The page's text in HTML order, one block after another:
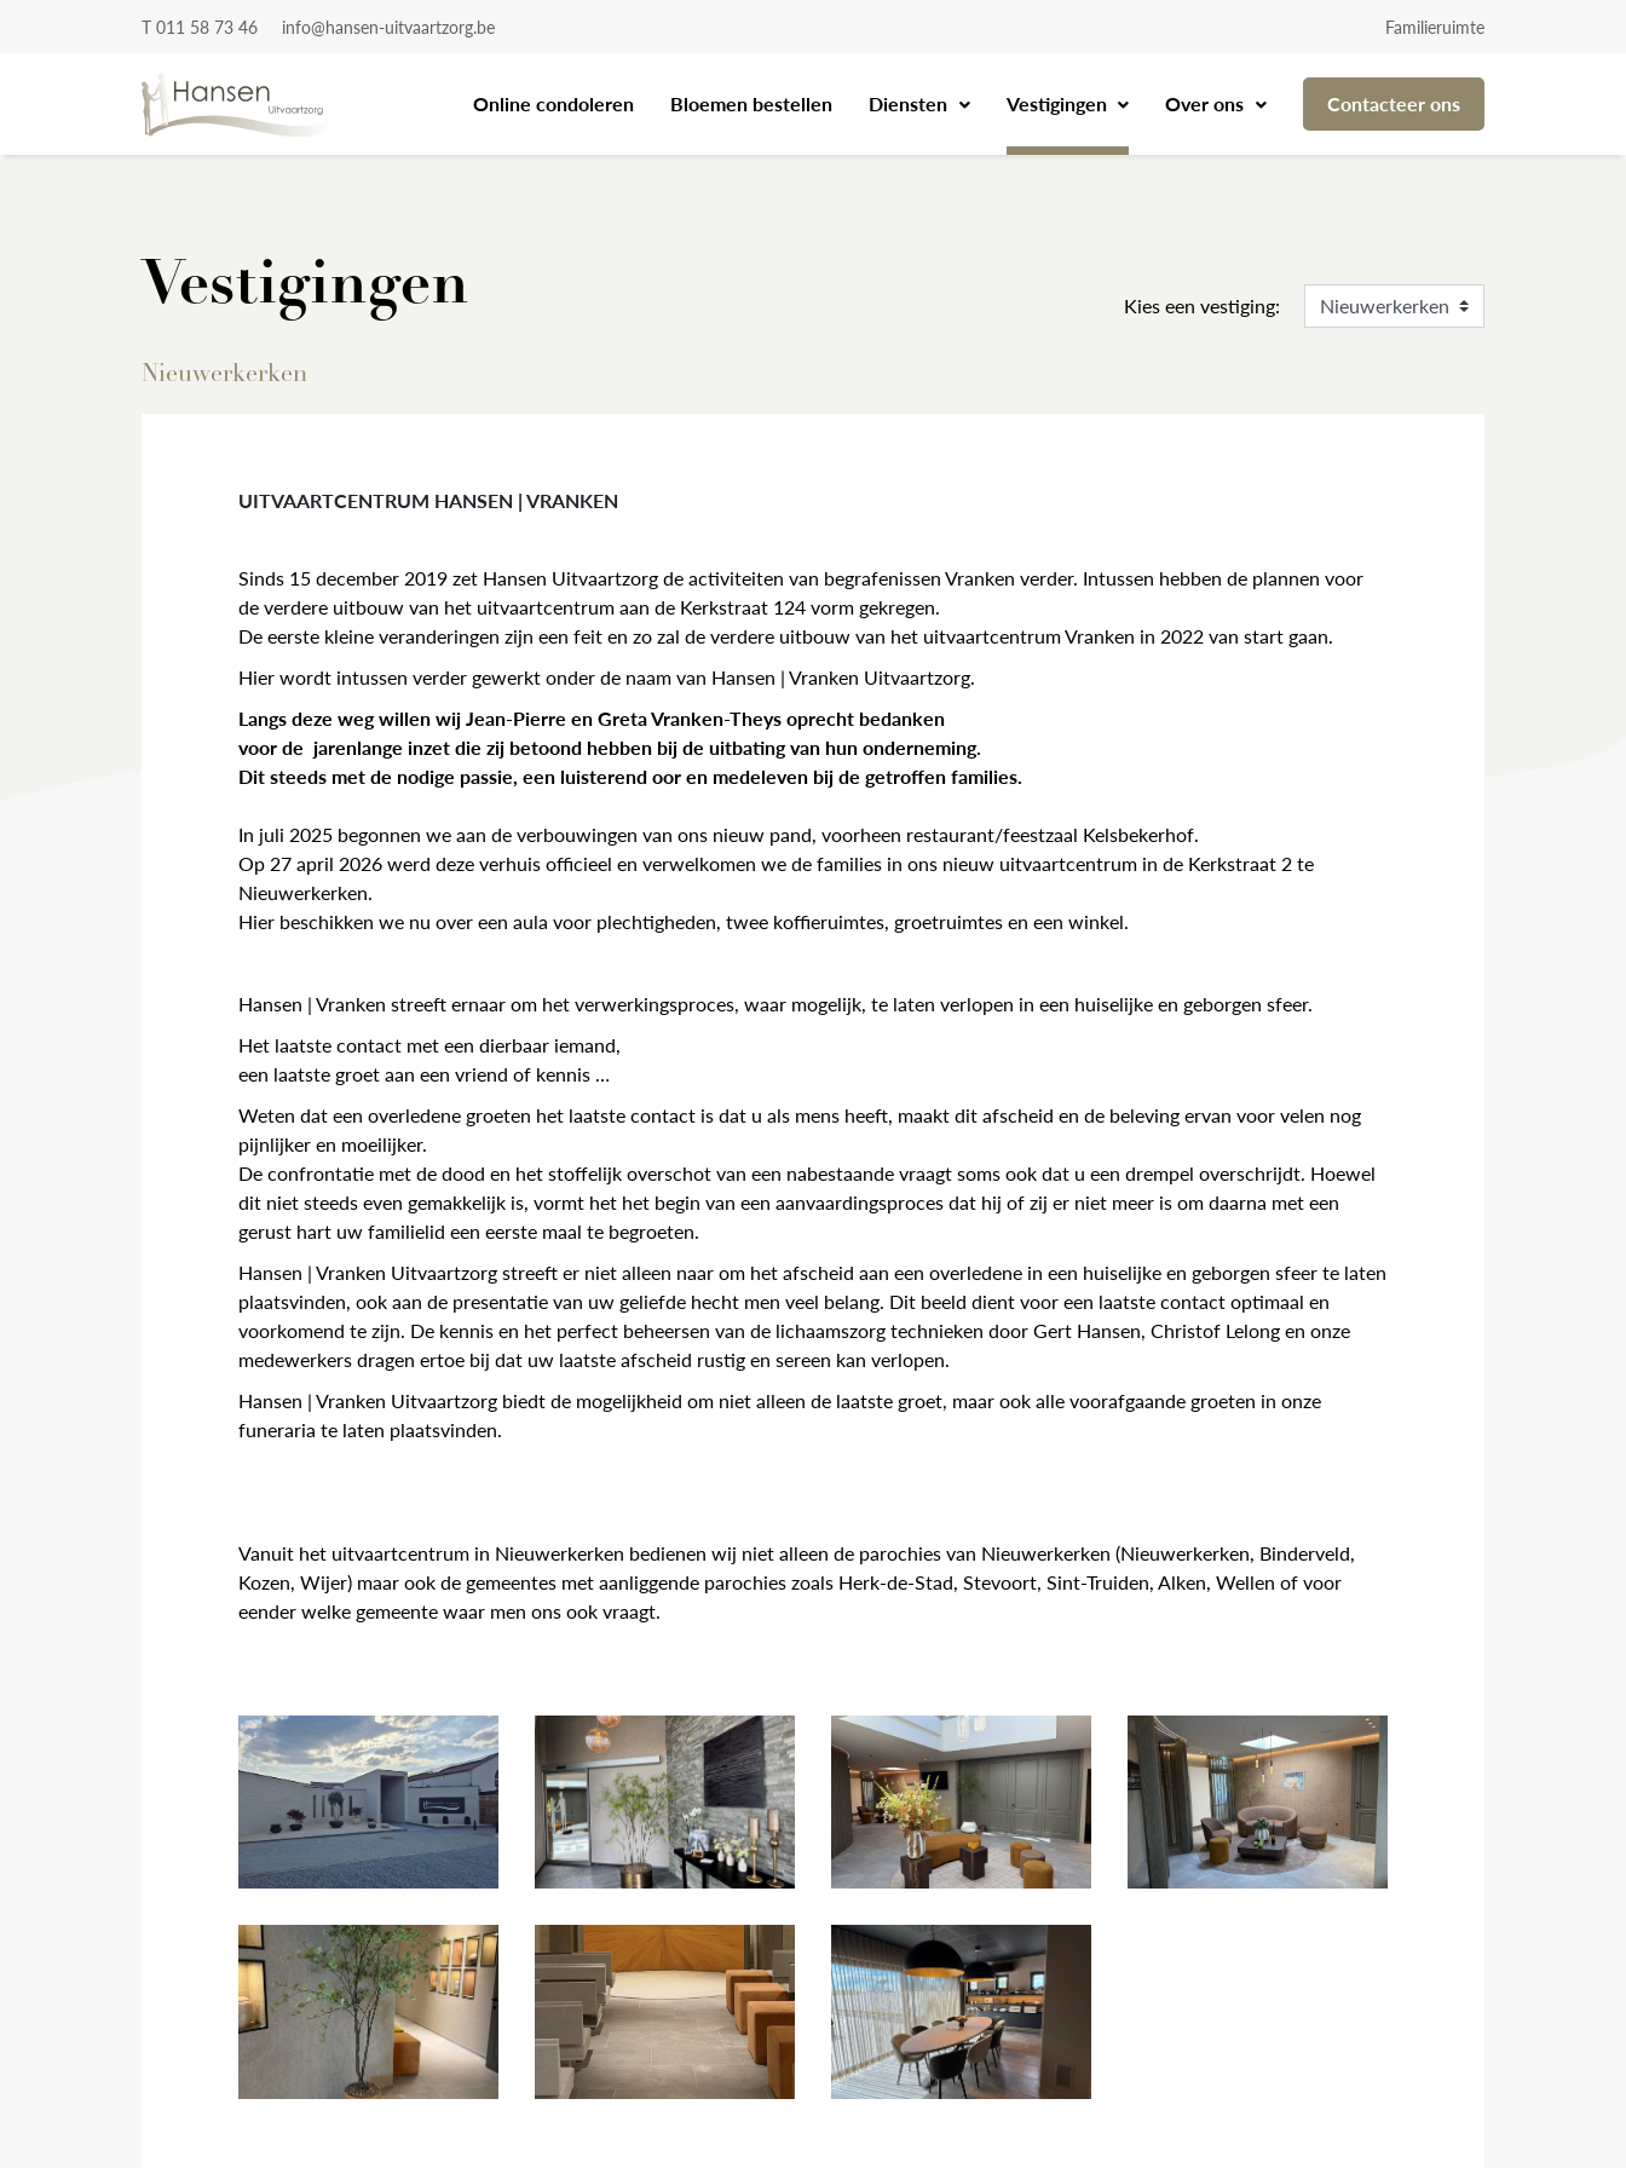
T 011 58 73 46 info@hansen-uitvaartzorg.be Familieruimte
Online condoleren Bloemen bestellen Diensten Vestigingen Over ons Contacteer ons
Vestigingen Kies een vestiging:
Nieuwerkerken
UITVAARTCENTRUM HANSEN | VRANKEN
Sinds 15 december 2019 zet Hansen Uitvaartzorg de activiteiten van begrafenissen Vranken verder. Intussen hebben de plannen voor
de verdere uitbouw van het uitvaartcentrum aan de Kerkstraat 124 vorm gekregen.
De eerste kleine veranderingen zijn een feit en zo zal de verdere uitbouw van het uitvaartcentrum Vranken in 2022 van start gaan.
Hier wordt intussen verder gewerkt onder de naam van Hansen | Vranken Uitvaartzorg.
Langs deze weg willen wij Jean-Pierre en Greta Vranken-Theys oprecht bedanken
voor de jarenlange inzet die zij betoond hebben bij de uitbating van hun onderneming.
Dit steeds met de nodige passie, een luisterend oor en medeleven bij de getroffen families.
In juli 2025 begonnen we aan de verbouwingen van ons nieuw pand, voorheen restaurant/feestzaal Kelsbekerhof.
Op 27 april 2026 werd deze verhuis officieel en verwelkomen we de families in ons nieuw uitvaartcentrum in de Kerkstraat 2 te
Nieuwerkerken.
Hier beschikken we nu over een aula voor plechtigheden, twee koffieruimtes, groetruimtes en een winkel.
Hansen | Vranken streeft ernaar om het verwerkingsproces, waar mogelijk, te laten verlopen in een huiselijke en geborgen sfeer.
Het laatste contact met een dierbaar iemand,
een laatste groet aan een vriend of kennis …
Weten dat een overledene groeten het laatste contact is dat u als mens heeft, maakt dit afscheid en de beleving ervan voor velen nog
pijnlijker en moeilijker.
De confrontatie met de dood en het stoffelijk overschot van een nabestaande vraagt soms ook dat u een drempel overschrijdt. Hoewel
dit niet steeds even gemakkelijk is, vormt het het begin van een aanvaardingsproces dat hij of zij er niet meer is om daarna met een
gerust hart uw familielid een eerste maal te begroeten.
Hansen | Vranken Uitvaartzorg streeft er niet alleen naar om het afscheid aan een overledene in een huiselijke en geborgen sfeer te laten
plaatsvinden, ook aan de presentatie van uw geliefde hecht men veel belang. Dit beeld dient voor een laatste contact optimaal en
voorkomend te zijn. De kennis en het perfect beheersen van de lichaamszorg technieken door Gert Hansen, Christof Lelong en onze
medewerkers dragen ertoe bij dat uw laatste afscheid rustig en sereen kan verlopen.
Hansen | Vranken Uitvaartzorg biedt de mogelijkheid om niet alleen de laatste groet, maar ook alle voorafgaande groeten in onze
funeraria te laten plaatsvinden.
Vanuit het uitvaartcentrum in Nieuwerkerken bedienen wij niet alleen de parochies van Nieuwerkerken (Nieuwerkerken, Binderveld,
Kozen, Wijer) maar ook de gemeentes met aanliggende parochies zoals Herk-de-Stad, Stevoort, Sint-Truiden, Alken, Wellen of voor
eender welke gemeente waar men ons ook vraagt.